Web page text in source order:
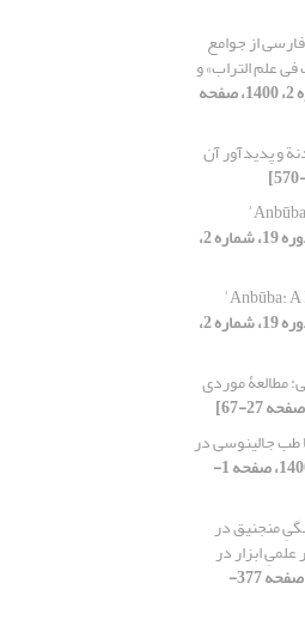
از جوامع
علم التراب» و
[دوره 19، شماره 2، 1400، صفحه
و پدیدآور آن
[دوره 19، شماره 2،
ʾAnbūba:
[دوره 19، شماره 2،
مطالعۀ موردی
طب جالینوسی در
[دوره 19، شماره 1، 1400، صفحه 1-
منجنیق در
علمیِ ابزار در
[دوره 19، شماره 2، 1400، صفحه 377-